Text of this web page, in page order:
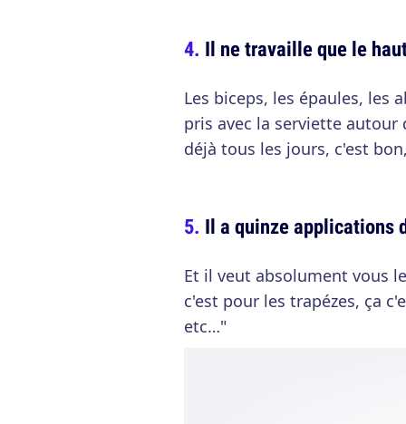
Il ne travaille que le
Les biceps, les épaules, les
pris avec la serviette autour
déjà tous les jours, c'est
Il a quinze applications
Et il veut absolument vous
c'est pour les trapézes, ça
etc…"